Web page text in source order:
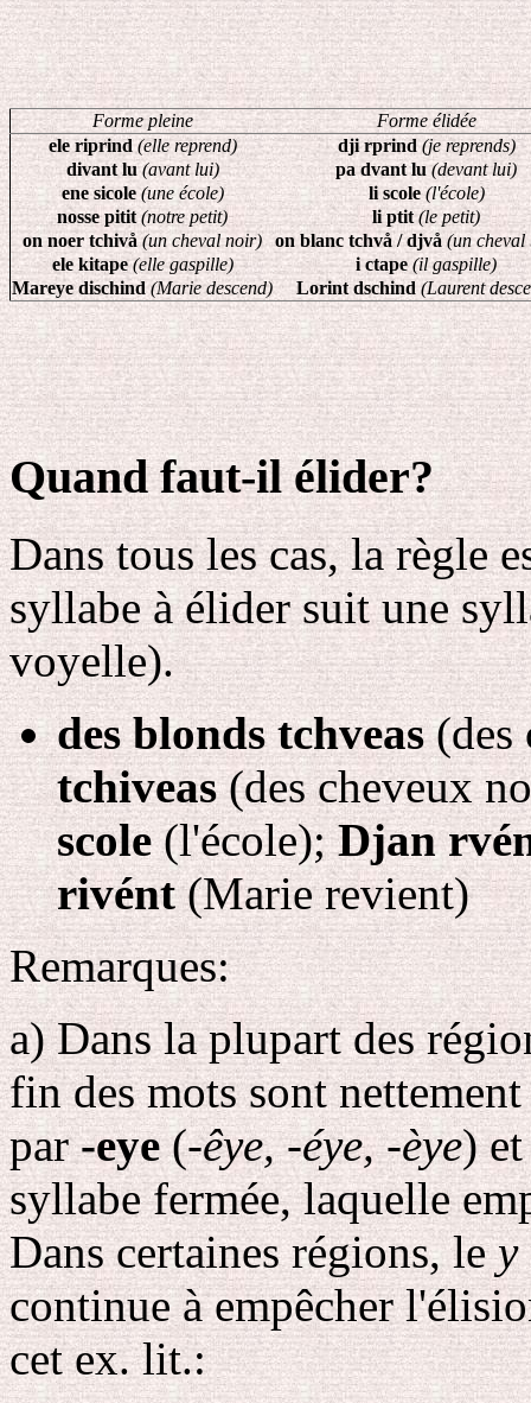
Forme pleine
Forme élidée
ele riprind (elle reprend) dji rprind (je reprends)
divant lu (avant lui) pa dvant lu (devant lui)
ene sicole (une école) li scole (l'école)
nosse pitit (notre petit) li ptit (le petit)
on noer tchivå (un cheval noir) on blanc tchvå / djvå (un cheval
ele kitape (elle gaspille) i ctape (il gaspille)
Mareye dischind (Marie descend) Lorint dschind (Laurent
Quand faut-il élider?
Dans tous les cas, la règle
syllabe à élider suit une
voyelle).
des blonds tchveas(des
tchiveas(des cheveux
scole(l'école);Djan
rivént(Marie revient)
Remarques:
a) Dans la plupart des
fin des motssont nettement
par-eye(-êye, -éye, -èye)
syllabe fermée, laquelle
Dans certaines régions, ley
continue à empêcher
cet ex. lit.: